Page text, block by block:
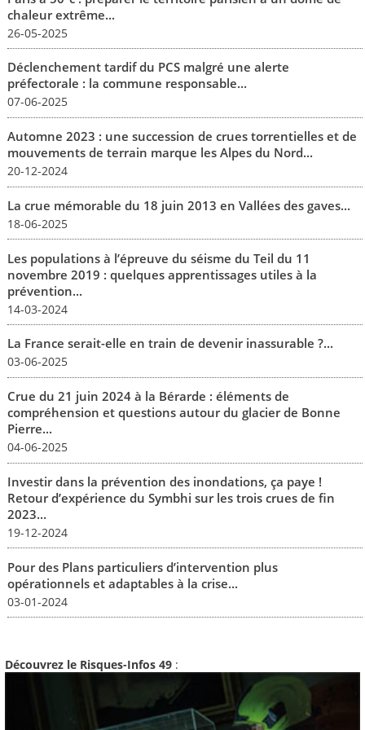
chaleur extrême...
26-05-2025
Déclenchement tardif du PCS malgré une alerte
préfectorale : la commune responsable...
07-06-2025
Automne 2023 : une succession de crues torrentielles et de
mouvements de terrain marque les Alpes du Nord...
20-12-2024
La crue mémorable du 18 juin 2013 en Vallées des gaves...
18-06-2025
Les populations à l’épreuve du séisme du Teil du 11
novembre 2019 : quelques apprentissages utiles à la
prévention...
14-03-2024
La France serait-elle en train de devenir inassurable ?...
03-06-2025
Crue du 21 juin 2024 à la Bérarde : éléments de
compréhension et questions autour du glacier de Bonne
Pierre...
04-06-2025
Investir dans la prévention des inondations, ça paye !
Retour d’expérience du Symbhi sur les trois crues de fin
2023...
19-12-2024
Pour des Plans particuliers d’intervention plus
opérationnels et adaptables à la crise...
03-01-2024
Découvrez le Risques-Infos 49 :